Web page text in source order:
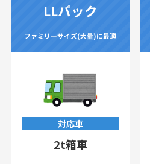
LLパック
ファミリーサイズ(大量)に最適
対応車
2t箱車